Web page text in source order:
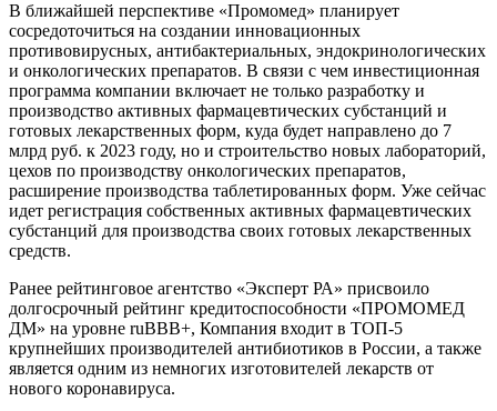
В ближайшей перспективе «Промомед» планирует
сосредоточиться на создании инновационных
противовирусных, антибактериальных, эндокринологических
и онкологических препаратов. В связи с чем инвестиционная
программа компании включает не только разработку и
производство активных фармацевтических субстанций и
готовых лекарственных форм, куда будет направлено до 7
млрд руб. к 2023 году, но и строительство новых лабораторий,
цехов по производству онкологических препаратов,
расширение производства таблетированных форм. Уже сейчас
идет регистрация собственных активных фармацевтических
субстанций для производства своих готовых лекарственных
средств.
Ранее рейтинговое агентство «Эксперт РА» присвоило
долгосрочный рейтинг кредитоспособности «ПРОМОМЕД
ДМ» на уровне ruBBB+, Компания входит в ТОП-5
крупнейших производителей антибиотиков в России, а также
является одним из немногих изготовителей лекарств от
нового коронавируса.